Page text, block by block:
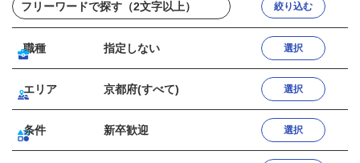
絞り込む
職種 指定しない 選択
エリア 京都府(すべて) 選択
条件 新卒歓迎 選択